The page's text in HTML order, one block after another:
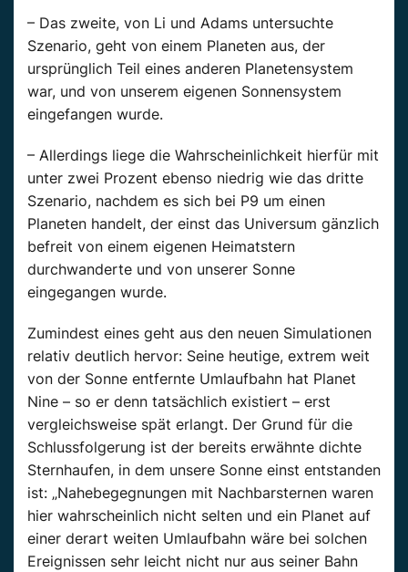
– Das zweite, von Li und Adams untersuchte
Szenario, geht von einem Planeten aus, der
ursprünglich Teil eines anderen Planetensystem
war, und von unserem eigenen Sonnensystem
eingefangen wurde.
– Allerdings liege die Wahrscheinlichkeit hierfür mit
unter zwei Prozent ebenso niedrig wie das dritte
Szenario, nachdem es sich bei P9 um einen
Planeten handelt, der einst das Universum gänzlich
befreit von einem eigenen Heimatstern
durchwanderte und von unserer Sonne
eingegangen wurde.
Zumindest eines geht aus den neuen Simulationen
relativ deutlich hervor: Seine heutige, extrem weit
von der Sonne entfernte Umlaufbahn hat Planet
Nine – so er denn tatsächlich existiert – erst
vergleichsweise spät erlangt. Der Grund für die
Schlussfolgerung ist der bereits erwähnte dichte
Sternhaufen, in dem unsere Sonne einst entstanden
ist: „Nahebegegnungen mit Nachbarsternen waren
hier wahrscheinlich nicht selten und ein Planet auf
einer derart weiten Umlaufbahn wäre bei solchen
Ereignissen sehr leicht nicht nur aus seiner Bahn